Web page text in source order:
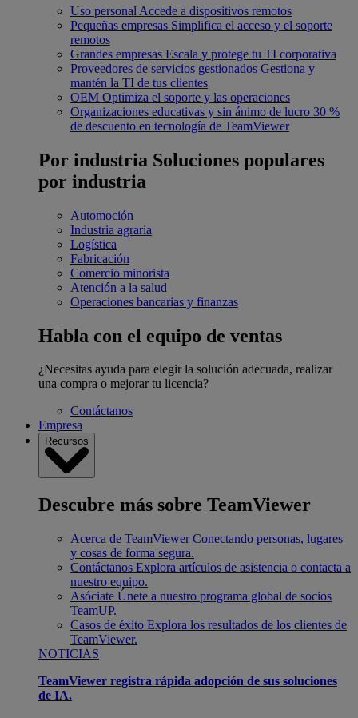
Uso personal Accede a dispositivos remotos
Pequeñas empresas Simplifica el acceso y el soporte
remotos
Grandes empresas Escala y protege tu TI corporativa
Proveedores de servicios gestionados Gestiona y
mantén la TI de tus clientes
OEM Optimiza el soporte y las operaciones
Organizaciones educativas y sin ánimo de lucro 30 %
de descuento en tecnología de TeamViewer
Por industria Soluciones populares
por industria
Automoción
Industria agraria
Logística
Fabricación
Comercio minorista
Atención a la salud
Operaciones bancarias y finanzas
Habla con el equipo de ventas
¿Necesitas ayuda para elegir la solución adecuada, realizar
una compra o mejorar tu licencia?
Contáctanos
Empresa
Recursos
Descubre más sobre TeamViewer
Acerca de TeamViewer Conectando personas, lugares
y cosas de forma segura.
Contáctanos Explora artículos de asistencia o contacta a
nuestro equipo.
Asóciate Únete a nuestro programa global de socios
TeamUP.
Casos de éxito Explora los resultados de los clientes de
TeamViewer.
NOTICIAS
TeamViewer registra rápida adopción de sus soluciones
de IA.